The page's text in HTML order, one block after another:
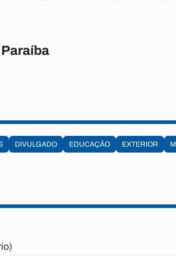
DIVULGADO EDUCAÇÃO EXTERIOR